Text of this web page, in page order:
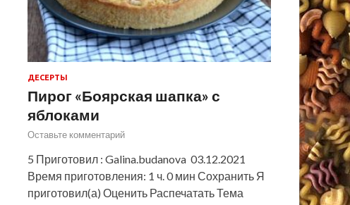
ДЕСЕРТЫ
Пирог «Боярская шапка» с
яблоками
Оставьте комментарий
5 Приготовил : Galina.budanova 03.12.2021
Время приготовления: 1 ч. 0 мин Сохранить Я
приготовил(а) Оценить Распечатать Тема